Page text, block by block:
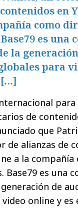
en
como
es una
la
para
[…]
para
de
que
de alianzas de
a la
Base79 es una
de
online y es